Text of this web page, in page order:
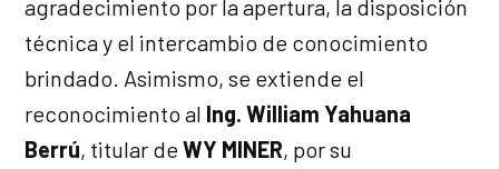
agradecimiento por la apertura, la disposición
técnica y el intercambio de conocimiento
brindado. Asimismo, se extiende el
reconocimiento al Ing. William Yahuana
Berrú, titular deWY MINER, por su